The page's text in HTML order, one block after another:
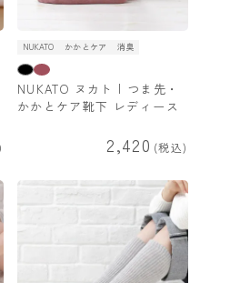
NUKATO かかとケア 消臭
NUKATO ヌカト | つま先・
かかとケア靴下 レディース
2,420 税込